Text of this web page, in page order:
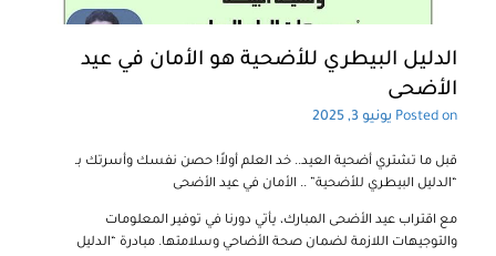
الدليل البيطري للأضحية هو الأمان في عيد
الأضحى
Posted on يونيو 3, 2025
قبل ما تشتري أضحية العيد.. خد العلم أولاً! حصن نفسك وأسرتك بـ
“الدليل البيطري للأضحية” .. الأمان في عيد الأضحى
مع اقتراب عيد الأضحى المبارك، يأتي دورنا في توفير المعلومات
والتوجيهات اللازمة لضمان صحة الأضاحي وسلامتها. مبادرة “الدليل